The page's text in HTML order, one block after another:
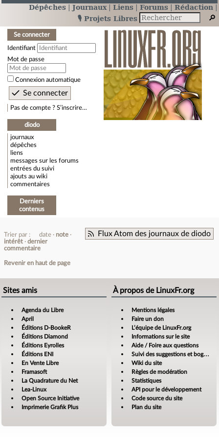
Dépêches Journaux Liens Forums
Rédaction
🎙️ Projets Libres
Se connecter
Identifiant
Mot de passe
Connexion automatique
Pas de compte ? S’inscrire…
diodo
journaux
dépêches
liens
messages sur les forums
entrées du suivi
ajouts au wiki
commentaires
Derniers
contenus
Flux Atom des journaux de diodo
Trier par : date
note
intérêt
dernier
commentaire
Revenir en haut de page
Sites amis
Agenda du Libre
April
Éditions D-BookeR
Éditions Diamond
Éditions Eyrolles
Éditions ENI
En Vente Libre
Framasoft
La Quadrature du Net
Lea-Linux
Open Source Initiative
Imprimerie Grafik Plus
À propos de LinuxFr.org
Mentions légales
Faire un don
L’équipe de LinuxFr.org
Informations sur le site
Aide / Foire aux questions
Suivi des suggestions et bogues
Wiki du site
Règles de modération
Statistiques
API pour le développement
Code source du site
Plan du site